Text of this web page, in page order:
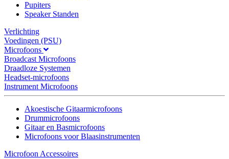
Pupiters
Speaker Standen
Verlichting
Voedingen (PSU)
Microfoons
Broadcast Microfoons
Draadloze Systemen
Headset-microfoons
Instrument Microfoons
Akoestische Gitaarmicrofoons
Drummicrofoons
Gitaar en Basmicrofoons
Microfoons voor Blaasinstrumenten
Microfoon Accessoires